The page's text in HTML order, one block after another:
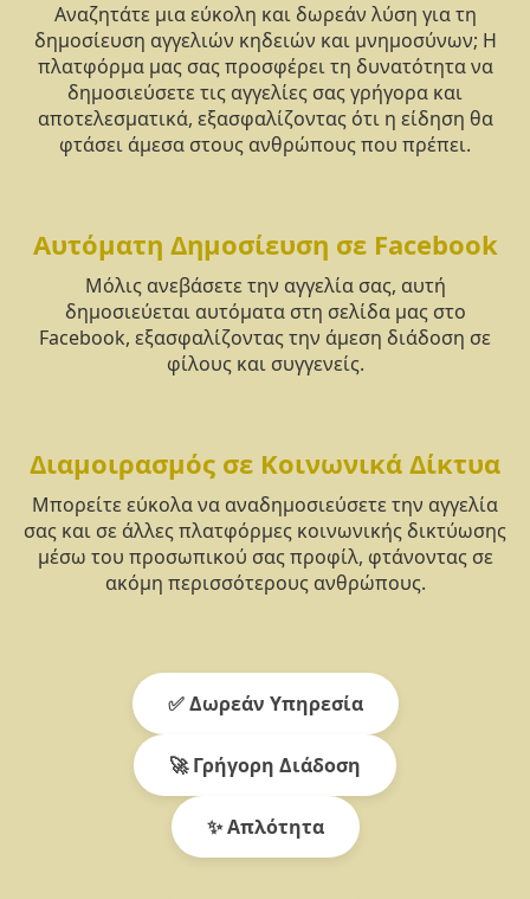
Αναζητάτε μια εύκολη και δωρεάν λύση για τη
δημοσίευση αγγελιών κηδειών και μνημοσύνων; Η
πλατφόρμα μας σας προσφέρει τη δυνατότητα να
δημοσιεύσετε τις αγγελίες σας γρήγορα και
αποτελεσματικά, εξασφαλίζοντας ότι η είδηση θα
φτάσει άμεσα στους ανθρώπους που πρέπει.
Αυτόματη Δημοσίευση σε Facebook
Μόλις ανεβάσετε την αγγελία σας, αυτή
δημοσιεύεται αυτόματα στη σελίδα μας στο
Facebook, εξασφαλίζοντας την άμεση διάδοση σε
φίλους και συγγενείς.
Διαμοιρασμός σε Κοινωνικά Δίκτυα
Μπορείτε εύκολα να αναδημοσιεύσετε την αγγελία
σας και σε άλλες πλατφόρμες κοινωνικής δικτύωσης
μέσω του προσωπικού σας προφίλ, φτάνοντας σε
ακόμη περισσότερους ανθρώπους.
✅ Δωρεάν Υπηρεσία
🚀 Γρήγορη Διάδοση
✨ Απλότητα